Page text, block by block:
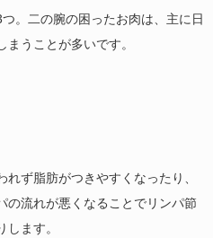
。二の腕の困ったお肉は、主に日
うことが多いです。
ず脂肪がつきやすくなったり、
の流れが悪くなることでリンパ節
ます。